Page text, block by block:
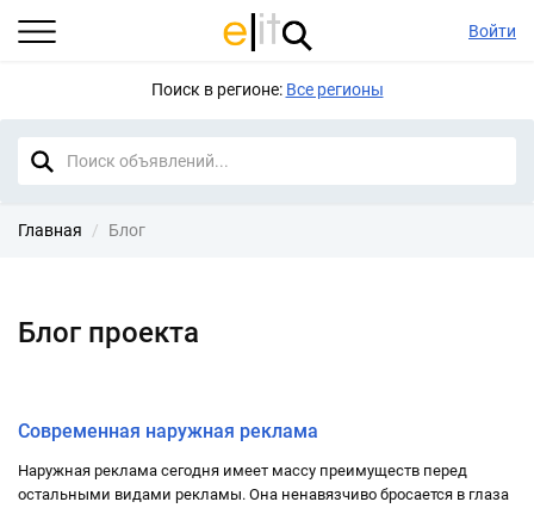
Поиск в регионе: Все регионы
Войти
Главная Блог
Блог проекта
Современная наружная реклама
Наружная реклама сегодня имеет массу преимуществ перед
остальными видами рекламы. Она ненавязчиво бросается в глаза